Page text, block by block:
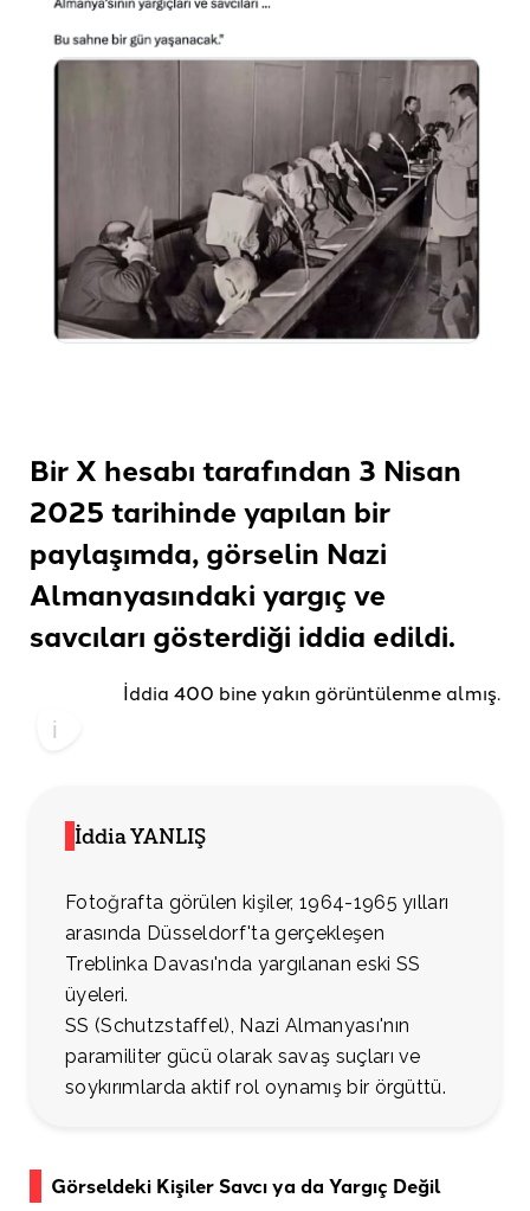
Bir X hesabı tarafından 3 Nisan
2025 tarihinde yapılan bir
paylaşımda, görselin Nazi
Almanyasındaki yargıç ve
savcıları gösterdiği iddia edildi.
İddia 400 bine yakın görüntülenme almış.
İddia YANLIŞ
Fotoğrafta görülen kişiler, 1964-1965 yılları
arasında Düsseldorf'ta gerçekleşen
Treblinka Davası'nda yargılanan eski SS
üyeleri.
SS (Schutzstaffel), Nazi Almanyası'nın
paramiliter gücü olarak savaş suçları ve
soykırımlarda aktif rol oynamış bir örgüttü.
Görseldeki Kişiler Savcı ya da Yargıç Değil